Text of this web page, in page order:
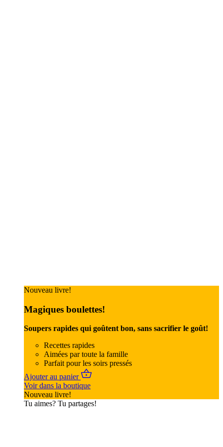
Nouveau livre!
Magiques boulettes!
Soupers rapides qui goûtent bon, sans sacrifier le goût!
Recettes rapides
Aimées par toute la famille
Parfait pour les soirs pressés
Ajouter au panier
Voir dans la boutique
Nouveau livre!
Tu aimes? Tu partages!